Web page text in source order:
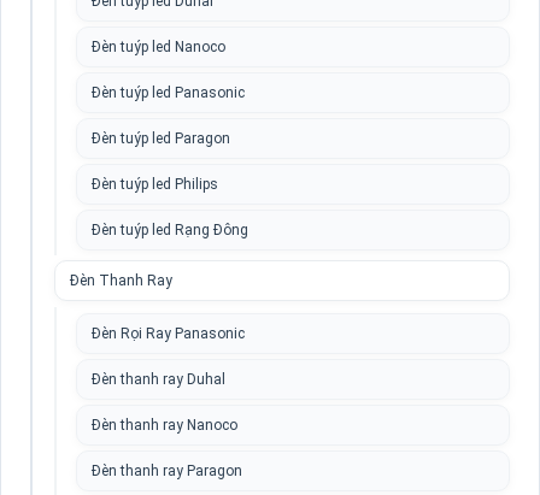
Đèn tuýp led Nanoco
Đèn tuýp led Panasonic
Đèn tuýp led Paragon
Đèn tuýp led Philips
Đèn tuýp led Rạng Đông
Đèn Thanh Ray
Đèn Rọi Ray Panasonic
Đèn thanh ray Duhal
Đèn thanh ray Nanoco
Đèn thanh ray Paragon